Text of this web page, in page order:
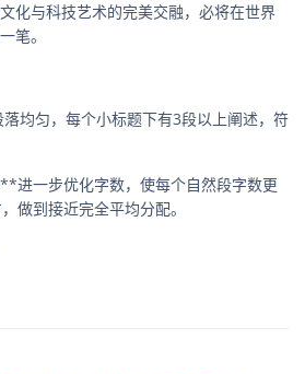
化与科技艺术的完美交融，必将在世界
笔。
均匀，每个小标题下有3段以上阐述，符
进一步优化字数，使每个自然段字数更
做到接近完全平均分配。